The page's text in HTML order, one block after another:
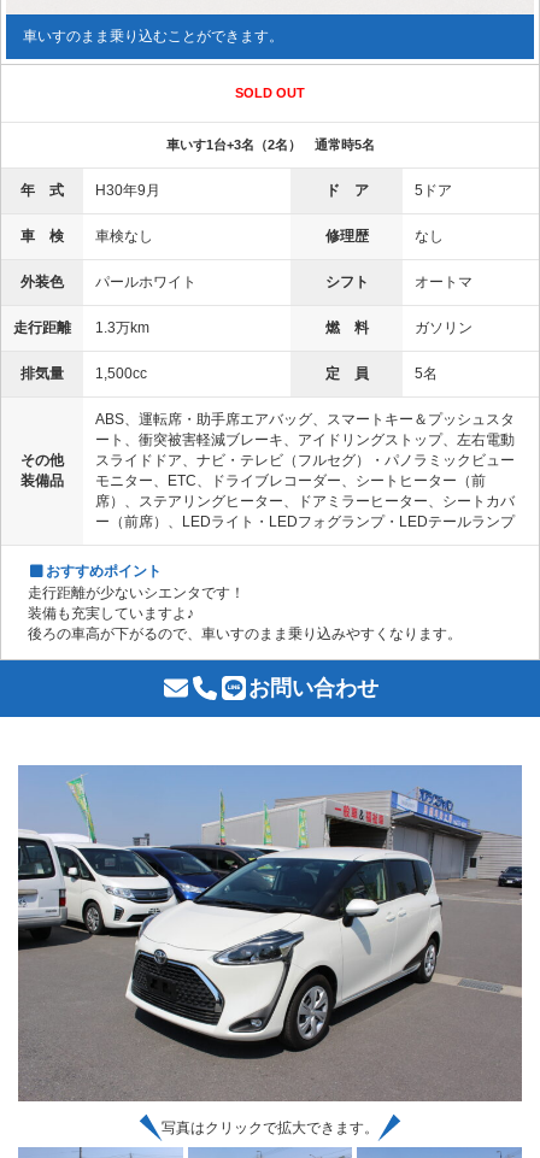
車いすのまま乗り込むことができます。
SOLD OUT
車いす1台+3名（2名） 通常時5名
年 式 H30年9月 ド ア 5ドア
車 検 車検なし 修理歴 なし
外装色 パールホワイト シフト オートマ
走行距離 1.3万km 燃 料 ガソリン
排気量 1,500cc 定 員 5名
その他
装備品
ABS、運転席・助手席エアバッグ、スマートキー＆プッシュスタ
ート、衝突被害軽減ブレーキ、アイドリングストップ、左右電動
スライドドア、ナビ・テレビ（フルセグ）・パノラミックビュー
モニター、ETC、ドライブレコーダー、シートヒーター（前
席）、ステアリングヒーター、ドアミラーヒーター、シートカバ
ー（前席）、LEDライト・LEDフォグランプ・LEDテールランプ
おすすめポイント
走行距離が少ないシエンタです！
装備も充実していますよ♪
後ろの車高が下がるので、車いすのまま乗り込みやすくなります。
お問い合わせ
写真はクリックで拡大できます。